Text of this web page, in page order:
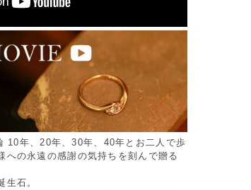
10年、20年、30年、40年とお二人で歩
への永遠の感謝の気持ちを刻んで贈る
生石。